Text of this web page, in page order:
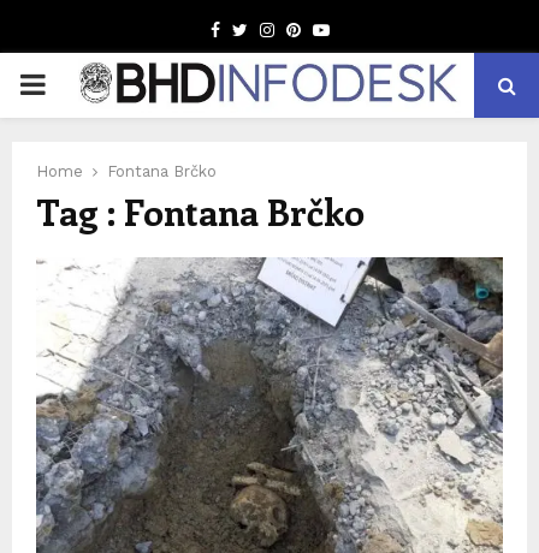
Facebook
TwitterInstagram
Pinterest
Youtube
PRIMARY
Home Fontana Brčko
Tag : Fontana Brčko